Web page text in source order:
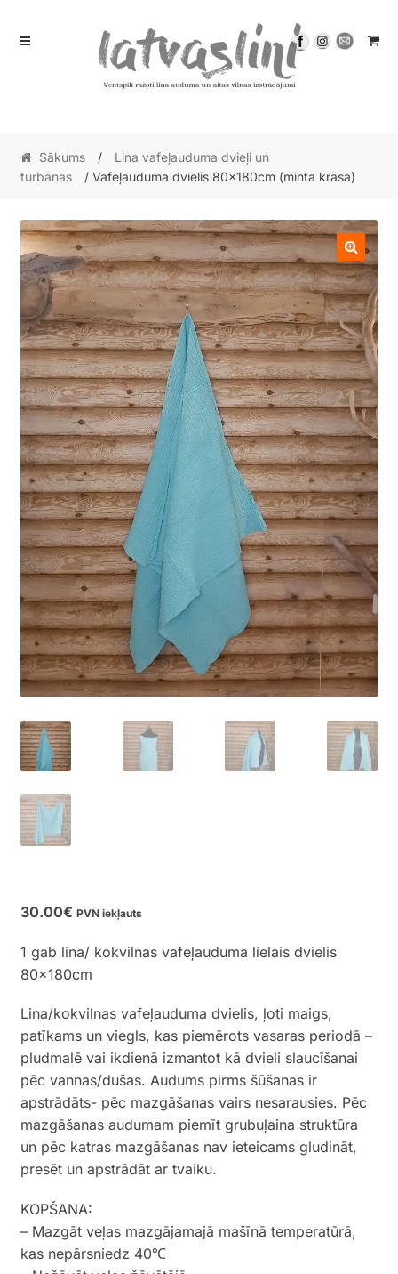
Skip
Skip
Sākums /
Lina vafeļauduma dvieļi un
turbānas
/ Vafeļauduma dvielis 80x180cm (minta krāsa)
🔍
30.00€ PVN iekļauts
1 gab lina/ kokvilnas vafeļauduma lielais dvielis
80x180cm
Lina/kokvilnas vafeļauduma dvielis, ļoti maigs,
patīkams un viegls, kas piemērots vasaras periodā –
pludmalē vai ikdienā izmantot kā dvieli slaucīšanai
pēc vannas/dušas. Audums pirms šūšanas ir
apstrādāts- pēc mazgāšanas vairs nesarausies. Pēc
mazgāšanas audumam piemīt grubuļaina struktūra
un pēc katras mazgāšanas nav ieteicams gludināt,
presēt un apstrādāt ar tvaiku.
KOPŠANA:
– Mazgāt veļas mazgājamajā mašīnā temperatūrā,
kas nepārsniedz 40℃